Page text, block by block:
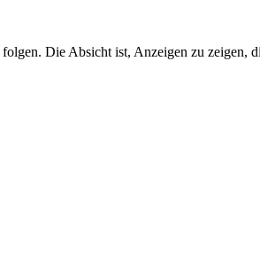
Die Absicht ist, Anzeigen zu zeigen,